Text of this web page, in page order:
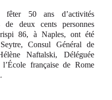
50 ans d’activités
deux cents personnes
86, à Naples, ont été
Consul Général de
Naftalski, Déléguée
française de Rome